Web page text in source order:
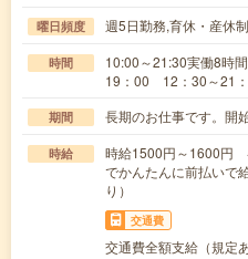
曜日頻度 週5日勤務,育休・産休
時間
10:00～21:30実働8時
19：00 12：30～21
期間 長期のお仕事です。開
時給
時給1500円～1600円
でかんたんに前払いで
り）
交通費
交通費全額支給（規定